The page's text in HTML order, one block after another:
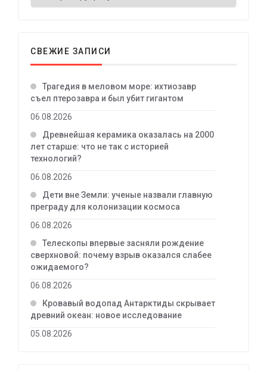
СВЕЖИЕ ЗАПИСИ
Трагедия в меловом море: ихтиозавр
съел птерозавра и был убит гигантом
06.08.2026
Древнейшая керамика оказалась на 2000
лет старше: что не так с историей
технологий?
06.08.2026
Дети вне Земли: ученые назвали главную
преграду для колонизации космоса
06.08.2026
Телескопы впервые засняли рождение
сверхновой: почему взрыв оказался слабее
ожидаемого?
06.08.2026
Кровавый водопад Антарктиды скрывает
древний океан: новое исследование
05.08.2026